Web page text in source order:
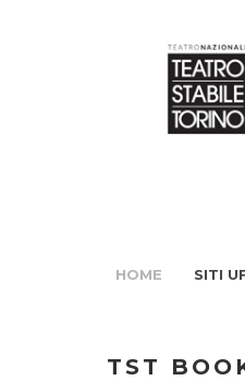
HOME SITI
TST